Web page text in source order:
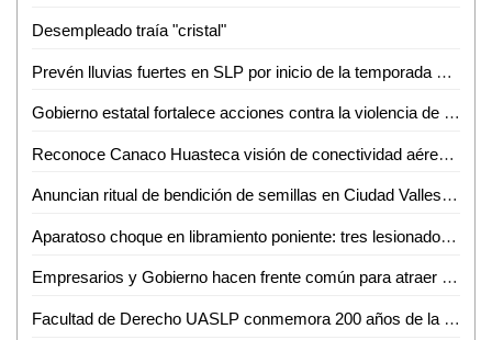
Desempleado traía "cristal"
Prevén lluvias fuertes en SLP por inicio de la temporada de huracanes
Gobierno estatal fortalece acciones contra la violencia de género
Reconoce Canaco Huasteca visión de conectividad aérea de Gallardo para SLP
Anuncian ritual de bendición de semillas en Ciudad Valles para el 24 de junio
Aparatoso choque en libramiento poniente: tres lesionados, dos de ellos graves
Empresarios y Gobierno hacen frente común para atraer nuevas empresas a SLP
Facultad de Derecho UASLP conmemora 200 años de la primera Cátedra Prima de Leyes